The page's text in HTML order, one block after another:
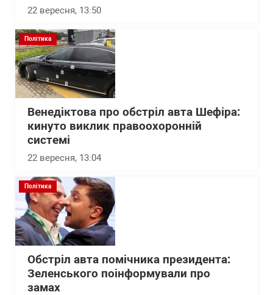
22 вересня, 13:50
Політика
Венедіктова про обстріл авта Шефіра:
кинуто виклик правоохоронній
системі
22 вересня, 13:04
Політика
Обстріл авта помічника президента:
Зеленського поінформували про
замах